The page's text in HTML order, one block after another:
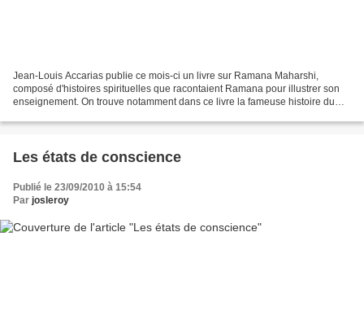
Jean-Louis Accarias publie ce mois-ci un livre sur Ramana Maharshi,
composé d'histoires spirituelles que racontaient Ramana pour illustrer son
enseignement. On trouve notamment dans ce livre la fameuse histoire du
Les états de conscience
Publié le 23/09/2010 à 15:54
Par josleroy